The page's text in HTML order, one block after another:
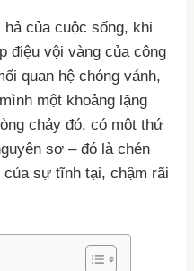
của cuộc sống, khi
điệu vội vàng của công
quan hệ chóng vánh,
một khoảng lặng
chảy đó, có một thứ
sơ – đó là chén
sự tĩnh tại, chậm rãi